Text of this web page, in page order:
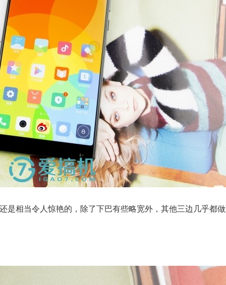
是相当令人惊艳的，除了下巴有些略宽外，其他三边几乎都